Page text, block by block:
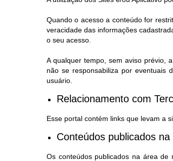
Quando o acesso a conteúdo for
veracidade das informações
o seu acesso.
A qualquer tempo, sem aviso prévio,
não se responsabiliza por eventuais
usuário.
Relacionamento com
Esse portal contém links que levam a
Conteúdos publicados
Os conteúdos publicados na área